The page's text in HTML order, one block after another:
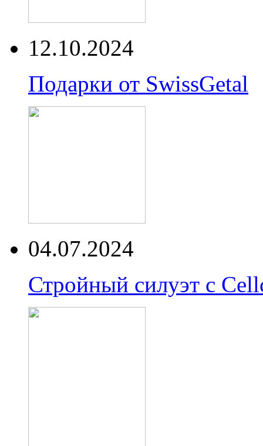
12.10.2024
Подарки от SwissGetal
04.07.2024
Стройный силуэт с